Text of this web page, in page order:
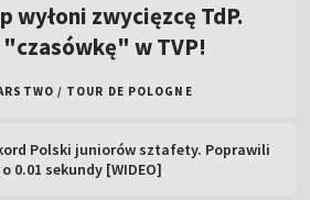
wyłoni zwycięzcę TdP.
w TVP!
/ TOUR DE POLOGNE
Polski juniorów sztafety. Poprawili
0.01 sekundy [WIDEO]